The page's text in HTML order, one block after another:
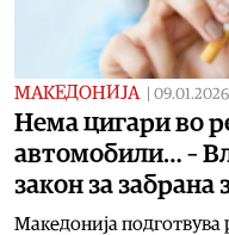
МАКЕДОНИЈА 09.01.2026
Нема цигари во
автомобили… –
закон за
Македонија подготвува